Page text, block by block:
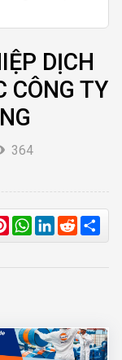
DỊCH
CÔNG TY
364
Pinterest
WhatsApp
LinkedIn
Reddit